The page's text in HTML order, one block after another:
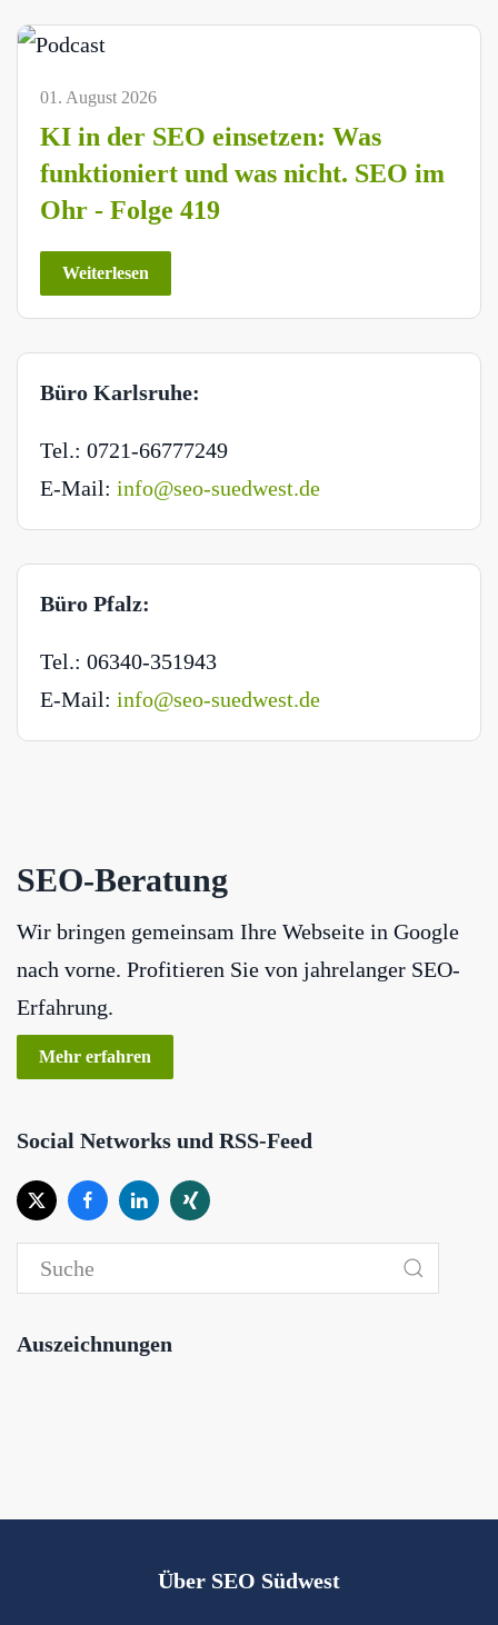
01. August 2026
KI in der SEO einsetzen: Was
funktioniert und was nicht. SEO im
Ohr - Folge 419
Weiterlesen
Büro Karlsruhe:
Tel.: 0721-66777249
E-Mail: info@seo-suedwest.de
Büro Pfalz:
Tel.: 06340-351943
E-Mail: info@seo-suedwest.de
SEO-Beratung
Wir bringen gemeinsam Ihre Webseite in Google
nach vorne. Profitieren Sie von jahrelanger SEO-
Erfahrung.
Mehr erfahren
Social Networks und RSS-Feed
Auszeichnungen
Über SEO Südwest